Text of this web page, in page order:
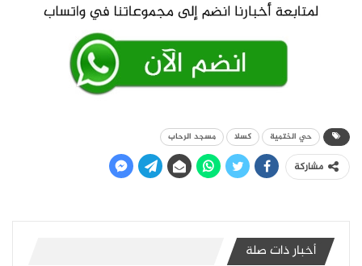
حي الختمية كسلا مسجد الرحاب
مشاركة
أخبار ذات صلة